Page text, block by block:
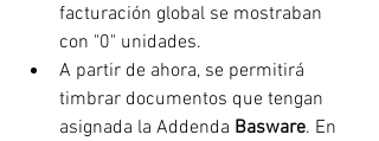
facturación global se mostraban
con "0" unidades.
A partir de ahora, se permitirá
timbrar documentos que tengan
asignada la Addenda Basware. En